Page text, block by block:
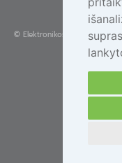
© Elektronikos atliekų